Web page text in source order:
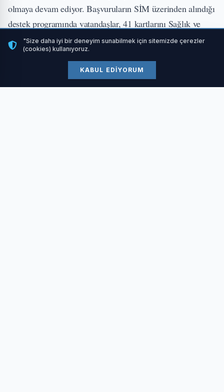
olmaya devam ediyor. Başvuruların SİM üzerinden alındığı
destek programında vatandaşlar, 41 kartlarını Sağlık ve
Sosyal Hizmetler Daire Başkanlığı’na gelerek elden teslim
alabiliyor. Kar yağışının etkisini gösterdiği ve olumsuz
hava koşullarının yaşandığı bu günlerde Büyükşehir,
"Size daha iyi bir deneyim sunabilmek için sitemizde çerezler
(cookies) kullanıyoruz.
KABUL EDIYORUM